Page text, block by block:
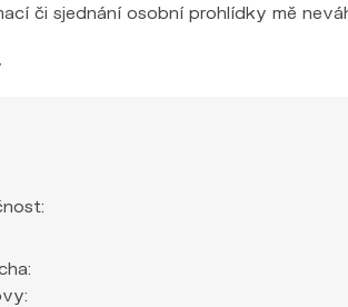
či sjednání osobní prohlídky mě